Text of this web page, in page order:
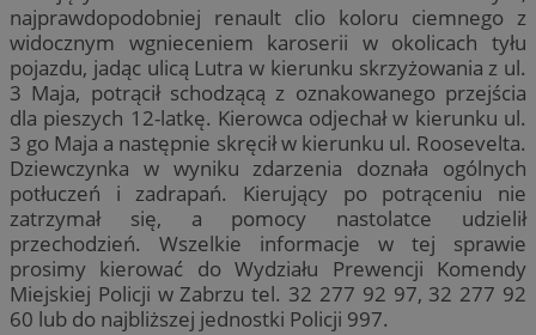
najprawdopodobniej renault clio koloru ciemnego z
widocznym wgnieceniem karoserii w okolicach tyłu
pojazdu, jadąc ulicą Lutra w kierunku skrzyżowania z ul.
3 Maja, potrącił schodzącą z oznakowanego przejścia
dla pieszych 12-latkę. Kierowca odjechał w kierunku ul.
3 go Maja a następnie skręcił w kierunku ul. Roosevelta.
Dziewczynka w wyniku zdarzenia doznała ogólnych
potłuczeń i zadrapań. Kierujący po potrąceniu nie
zatrzymał się, a pomocy nastolatce udzielił
przechodzień. Wszelkie informacje w tej sprawie
prosimy kierować do Wydziału Prewencji Komendy
Miejskiej Policji w Zabrzu tel. 32 277 92 97, 32 277 92
60 lub do najbliższej jednostki Policji 997.